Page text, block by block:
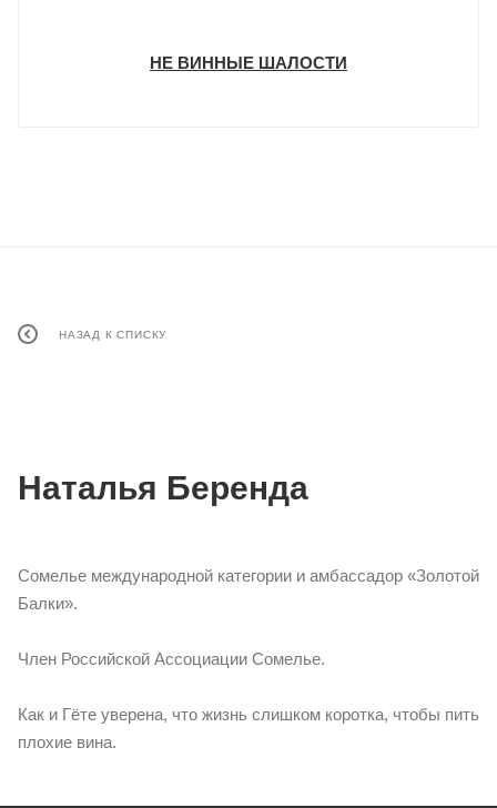
НЕ ВИННЫЕ ШАЛОСТИ
НАЗАД К СПИСКУ
Наталья Беренда
Сомелье международной категории и амбассадор «Золотой
Балки».
Член Российской Ассоциации Сомелье.
Как и Гёте уверена, что жизнь слишком коротка, чтобы пить
плохие вина.